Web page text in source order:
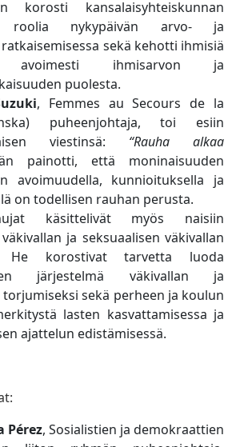
korosti kansalaisyhteiskunnan
roolia nykypäivän arvo- ja
sekä kehotti ihmisiä
avoimesti ihmisarvon ja
puolesta.
, Femmes au Secours de la
puheenjohtaja, toi esiin
viestinsä: “Rauha alkaa
painotti, että moninaisuuden
avoimuudella, kunnioituksella ja
on todellisen rauhan perusta.
käsittelivät myös naisiin
ja seksuaalisen väkivallan
He korostivat tarvetta luoda
järjestelmä väkivallan ja
sekä perheen ja koulun
lasten kasvattamisessa ja
ajattelun edistämisessä.
Pérez, Sosialistien ja demokraattien